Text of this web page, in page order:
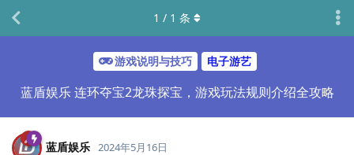
游戏说明与技巧 电子游艺
蓝盾娱乐 连环夺宝2龙珠探宝，游戏玩法规则介绍全攻略
1 / 1 条
蓝盾娱乐 2024年5月16日